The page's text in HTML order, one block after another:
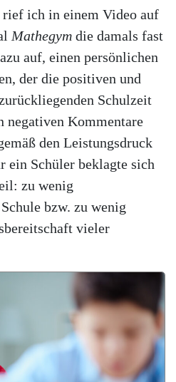
ich in einem Video auf
Mathegym die damals fast
auf, einen persönlichen
der die positiven und
Schulzeit
negativen Kommentare
den Leistungsdruck
ein Schüler beklagte sich
zu wenig
bzw. zu wenig
vieler